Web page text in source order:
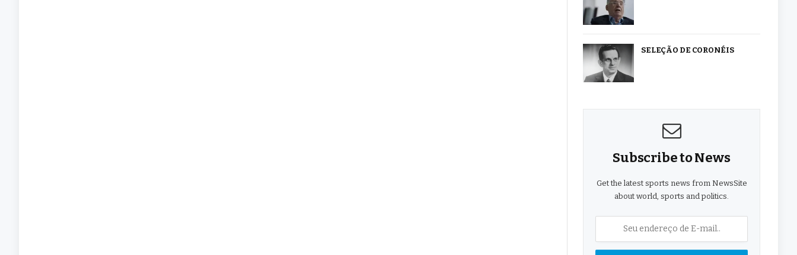
SELEÇÃO DE CORONÉIS
Subscribe to News
Get the latest sports news from NewsSite
about world, sports and politics.